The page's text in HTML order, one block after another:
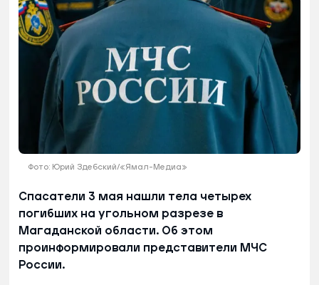
Фото: Юрий Здебский/«Ямал-Медиа»
Спасатели 3 мая нашли тела четырех
погибших на угольном разрезе в
Магаданской области. Об этом
проинформировали представители МЧС
России.